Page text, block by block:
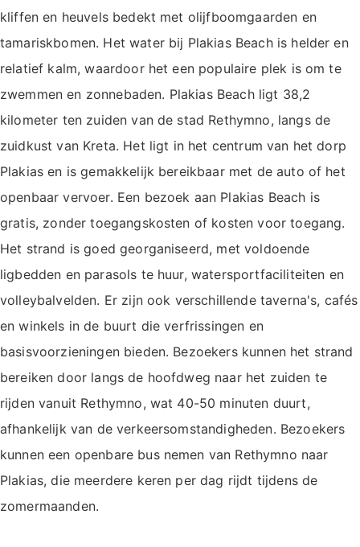
kliffen en heuvels bedekt met olijfboomgaarden en
tamariskbomen. Het water bij Plakias Beach is helder en
relatief kalm, waardoor het een populaire plek is om te
zwemmen en zonnebaden. Plakias Beach ligt 38,2
kilometer ten zuiden van de stad Rethymno, langs de
zuidkust van Kreta. Het ligt in het centrum van het dorp
Plakias en is gemakkelijk bereikbaar met de auto of het
openbaar vervoer. Een bezoek aan Plakias Beach is
gratis, zonder toegangskosten of kosten voor toegang.
Het strand is goed georganiseerd, met voldoende
ligbedden en parasols te huur, watersportfaciliteiten en
volleybalvelden. Er zijn ook verschillende taverna's, cafés
en winkels in de buurt die verfrissingen en
basisvoorzieningen bieden. Bezoekers kunnen het strand
bereiken door langs de hoofdweg naar het zuiden te
rijden vanuit Rethymno, wat 40-50 minuten duurt,
afhankelijk van de verkeersomstandigheden. Bezoekers
kunnen een openbare bus nemen van Rethymno naar
Plakias, die meerdere keren per dag rijdt tijdens de
zomermaanden.